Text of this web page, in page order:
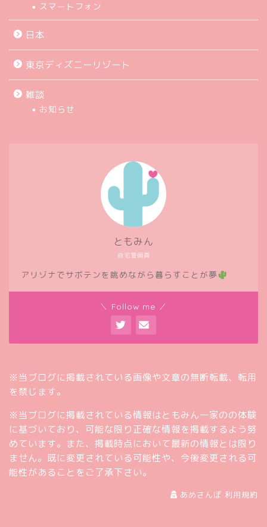
スマートフォン
日本
東京ディズニーリゾート
雑談
お知らせ
自宅警備員
ともみん
アリゾナでサボテンを眺めながら暮らすことが夢
＼ Follow me ／
※当ブログに掲載されている画像や文章の無断転載、転用
を禁じます。
※当ブログに掲載されている情報はともみん一家のの体験
に基づいており、可能な限り正確な情報を掲載するよう努
めています。また、掲載時点において最新の情報とは限り
ません。既に変更されている可能性や、今後変更される可
能性があることをご了承下さい。
あめさんぽ 利用規約